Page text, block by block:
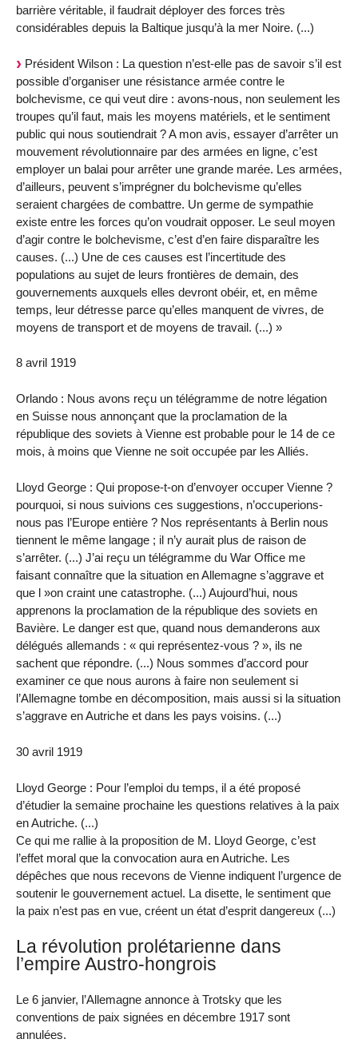
barrière véritable, il faudrait déployer des forces très
considérables depuis la Baltique jusqu’à la mer Noire. (...)
Président Wilson : La question n’est-elle pas de savoir s’il est
possible d’organiser une résistance armée contre le
bolchevisme, ce qui veut dire : avons-nous, non seulement les
troupes qu’il faut, mais les moyens matériels, et le sentiment
public qui nous soutiendrait ? A mon avis, essayer d’arrêter un
mouvement révolutionnaire par des armées en ligne, c’est
employer un balai pour arrêter une grande marée. Les armées,
d’ailleurs, peuvent s’imprégner du bolchevisme qu’elles
seraient chargées de combattre. Un germe de sympathie
existe entre les forces qu’on voudrait opposer. Le seul moyen
d’agir contre le bolchevisme, c’est d’en faire disparaître les
causes. (...) Une de ces causes est l’incertitude des
populations au sujet de leurs frontières de demain, des
gouvernements auxquels elles devront obéir, et, en même
temps, leur détresse parce qu’elles manquent de vivres, de
moyens de transport et de moyens de travail. (...) »
8 avril 1919
Orlando : Nous avons reçu un télégramme de notre légation
en Suisse nous annonçant que la proclamation de la
république des soviets à Vienne est probable pour le 14 de ce
mois, à moins que Vienne ne soit occupée par les Alliés.
Lloyd George : Qui propose-t-on d’envoyer occuper Vienne ?
pourquoi, si nous suivions ces suggestions, n’occuperions-
nous pas l’Europe entière ? Nos représentants à Berlin nous
tiennent le même langage ; il n’y aurait plus de raison de
s’arrêter. (...) J’ai reçu un télégramme du War Office me
faisant connaître que la situation en Allemagne s’aggrave et
que l »on craint une catastrophe. (...) Aujourd’hui, nous
apprenons la proclamation de la république des soviets en
Bavière. Le danger est que, quand nous demanderons aux
délégués allemands : « qui représentez-vous ? », ils ne
sachent que répondre. (...) Nous sommes d’accord pour
examiner ce que nous aurons à faire non seulement si
l’Allemagne tombe en décomposition, mais aussi si la situation
s’aggrave en Autriche et dans les pays voisins. (...)
30 avril 1919
Lloyd George : Pour l’emploi du temps, il a été proposé
d’étudier la semaine prochaine les questions relatives à la paix
en Autriche. (...)
Ce qui me rallie à la proposition de M. Lloyd George, c’est
l’effet moral que la convocation aura en Autriche. Les
dépêches que nous recevons de Vienne indiquent l’urgence de
soutenir le gouvernement actuel. La disette, le sentiment que
la paix n’est pas en vue, créent un état d’esprit dangereux (...)
La révolution prolétarienne dans
l’empire Austro-hongrois
Le 6 janvier, l’Allemagne annonce à Trotsky que les
conventions de paix signées en décembre 1917 sont
annulées.